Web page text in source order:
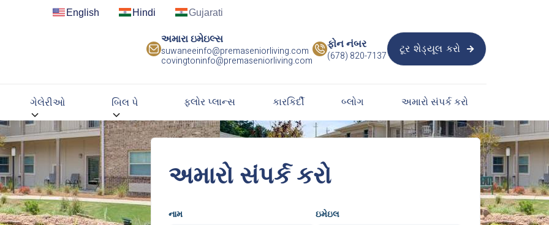
English Hindi Gujarati
અમારા ઇમેઇલ્સ
suwaneeinfo@premaseniorliving.com
covingtoninfo@premaseniorliving.com
ફોન નંબર
(678) 820-7137
ટૂર શેડ્યૂલ કરો 
ગેલેરીઓ બિલ પે ફ્લોર પ્લાન્સ કારકિર્દી બ્લોગ અમારો સંપર્ક કરો
અમારો સંપર્ક કરો
નામ ઇમેઇલ